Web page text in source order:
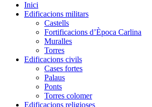
Inici
Edificacions militars
Castells
Fortificacions d’Època Carlina
Muralles
Torres
Edificacions civils
Cases fortes
Palaus
Ponts
Torres colomer
Edificacions religioses